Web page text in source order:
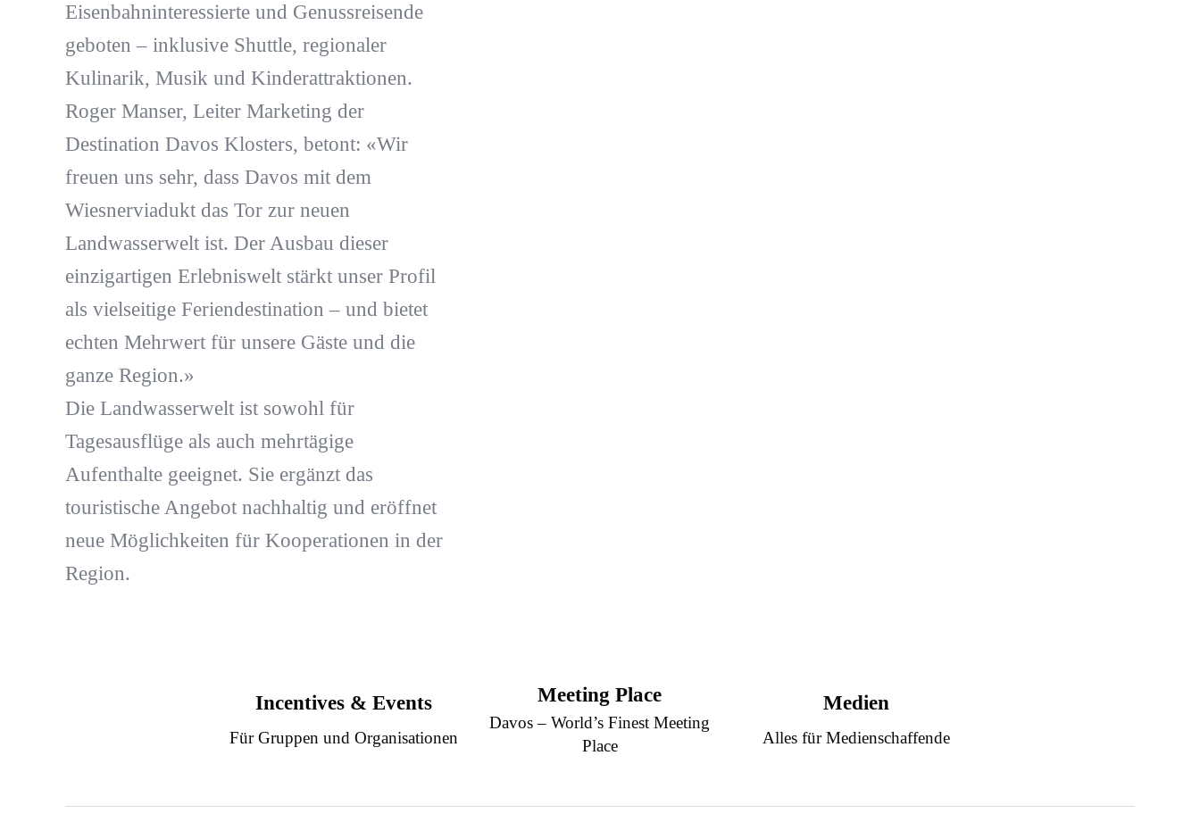
Eisenbahninteressierte und Genussreisende
geboten – inklusive Shuttle, regionaler
Kulinarik, Musik und Kinderattraktionen.
Roger Manser, Leiter Marketing der
Destination Davos Klosters, betont: «Wir
freuen uns sehr, dass Davos mit dem
Wiesnerviadukt das Tor zur neuen
Landwasserwelt ist. Der Ausbau dieser
einzigartigen Erlebniswelt stärkt unser Profil
als vielseitige Feriendestination – und bietet
echten Mehrwert für unsere Gäste und die
ganze Region.»
Die Landwasserwelt ist sowohl für
Tagesausflüge als auch mehrtägige
Aufenthalte geeignet. Sie ergänzt das
touristische Angebot nachhaltig und eröffnet
neue Möglichkeiten für Kooperationen in der
Region.
Incentives & Events
Für Gruppen und Organisationen
Meeting Place
Davos – World’s Finest Meeting
Place
Medien
Alles für Medienschaffende